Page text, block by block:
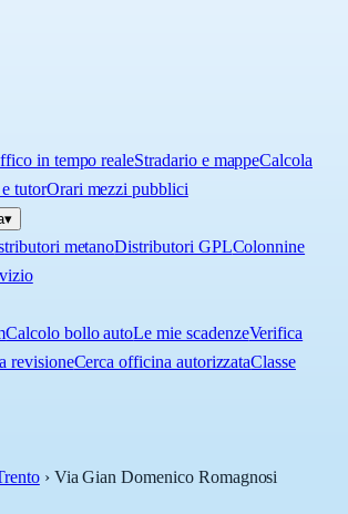
in tempo realeStradario e mappeCalcola
tutorOrari mezzi pubblici
▾
metanoDistributori GPLColonnine
Calcolo bollo autoLe mie scadenzeVerifica
revisioneCerca officina autorizzataClasse
› Via Gian Domenico Romagnosi